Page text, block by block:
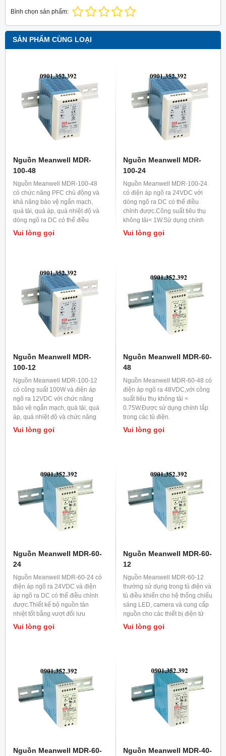
Bình chọn sản phẩm:
SẢN PHẨM CÙNG LOẠI
Nguồn Meanwell MDR-
100-48
Nguồn Meanwell MDR-100-48
có chức năng PFC chủ động và
khả năng bảo vệ ngắn mạch,
quá tải, quá áp, quá nhiệt độ và
dòng ngõ ra DC có thể điều
chỉnh được.
Vui lòng gọi
Nguồn Meanwell MDR-
100-24
Nguồn Meanwell MDR-100-24
có điện áp ngõ ra 24VDC với
dòng ngõ ra DC có thể điều
chỉnh được.Công suất tiêu thụ
không tải< 1W.Sử dụng chính
trong tủ điện và tủ điều khiển.
Vui lòng gọi
Nguồn Meanwell MDR-
100-12
Nguồn Meanwell MDR-100-12
có công suất 100W và điện áp
ngõ ra 12VDC với chức năng
bảo vệ ngắn mạch, quá tải, quá
áp, quá nhiệt độ và chức năng
PFC chủ động.Được sử dụng
chính trong các tủ điện và tủ
Vui lòng gọi
Nguồn Meanwell MDR-60-
48
Nguồn Meanwell MDR-60-48 có
điện áp ngõ ra 48VDC,với công
suất tiêu thụ không tải <
0.75W.Được sử dụng chính lắp
trong các tủ điện.
Vui lòng gọi
Nguồn Meanwell MDR-60-
24
Nguồn Meanwell MDR-60-24 có
điện áp ngõ ra 24VDC và điện
áp ngõ ra DC có thể điều chỉnh
được.Thiết kế bộ nguồn tản
nhiệt tốt bằng vượt đối lưu
không khí bên ngoài nên không
trong thiết kế bộ nguồn không
Vui lòng gọi
Nguồn Meanwell MDR-60-
12
Nguồn Meanwell MDR-60-12
thường sử dụng trong tủ điện và
tủ điều khiển cho hệ thống chiếu
sáng LED, camera và cung cấp
nguồn cho các thiết bị điện tử
trong công nghiệp.
Vui lòng gọi
Nguồn Meanwell MDR-60-
Nguồn Meanwell MDR-40-